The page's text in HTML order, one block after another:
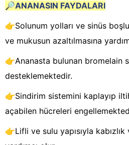
🔎ANANASIN FAYDALARI
👉Solunum yolları ve sinüs
ve mukusun azaltılmasına
👉Ananasta bulunan bromelain
desteklemektedir.
👉Sindirim sistemini kaplayıp
açabilen hücreleri
👉Lifli ve sulu yapısıyla